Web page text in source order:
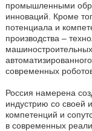
промышленными
инноваций. Кроме
потенциала и
производства –
современных
Россия намерена
индустрию со своей
компетенций и
в современных